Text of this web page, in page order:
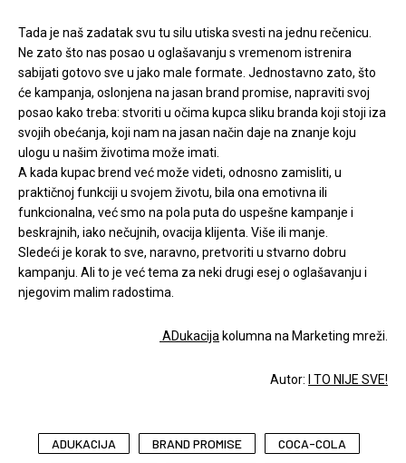
Tada je naš zadatak svu tu silu utiska svesti na jednu rečenicu.
Ne zato što nas posao u oglašavanju s vremenom istrenira
sabijati gotovo sve u jako male formate. Jednostavno zato, što
će kampanja, oslonjena na jasan brand promise, napraviti svoj
posao kako treba: stvoriti u očima kupca sliku branda koji stoji iza
svojih obećanja, koji nam na jasan način daje na znanje koju
ulogu u našim životima može imati.
A kada kupac brend već može videti, odnosno zamisliti, u
praktičnoj funkciji u svojem životu, bila ona emotivna ili
funkcionalna, već smo na pola puta do uspešne kampanje i
beskrajnih, iako nečujnih, ovacija klijenta. Više ili manje.
Sledeći je korak to sve, naravno, pretvoriti u stvarno dobru
kampanju. Ali to je već tema za neki drugi esej o oglašavanju i
njegovim malim radostima.
ADukacija kolumna na Marketing mreži.
Autor: I TO NIJE SVE!
ADUKACIJA BRAND PROMISE COCA-COLA